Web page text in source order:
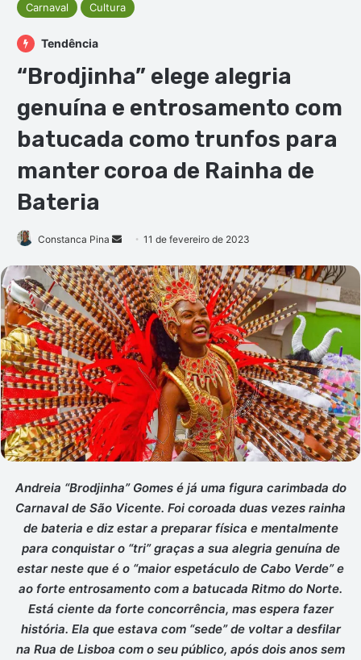
Carnaval Cultura
Tendência
“Brodjinha” elege alegria
genuína e entrosamento com
batucada como trunfos para
manter coroa de Rainha de
Bateria
Constanca Pina
Mande
e-
mail
11 de fevereiro de 2023
Andreia “Brodjinha” Gomes é já uma figura carimbada do
Carnaval de São Vicente. Foi coroada duas vezes rainha
de bateria e diz estar a preparar física e mentalmente
para conquistar o “tri” graças a sua alegria genuína de
estar neste que é o “maior espetáculo de Cabo Verde” e
ao forte entrosamento com a batucada Ritmo do Norte.
Está ciente da forte concorrência, mas espera fazer
história. Ela que estava com “sede” de voltar a desfilar
na Rua de Lisboa com o seu público, após dois anos sem